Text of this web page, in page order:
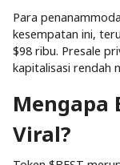
Para
kesempatan ini,
$98 ribu. Presale
kapitalisasi rendah
Mengapa
Viral?